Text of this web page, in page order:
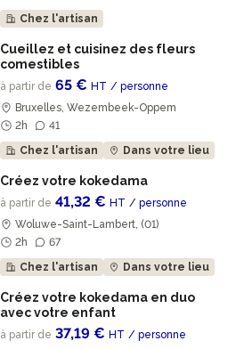
Chez l'artisan
Cueillez et cuisinez des fleurs
comestibles
à partir de 65 €HT / personne
Bruxelles, Wezembeek-Oppem
2h
41
Chez l'artisan
Dans votre lieu
Créez votre kokedama
à partir de 41,32 €HT / personne
Woluwe-Saint-Lambert, (01)
2h
67
Chez l'artisan
Dans votre lieu
Créez votre kokedama en duo
avec votre enfant
à partir de 37,19 €HT / personne